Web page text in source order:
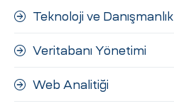
Teknoloji ve Danışmanlık
Veritabanı Yönetimi
Web Analitiği